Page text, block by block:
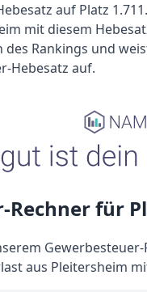
auf Platz
mit diesem
Rankings und
Hebesatz auf.
Rechner für
aus Pleitersheim